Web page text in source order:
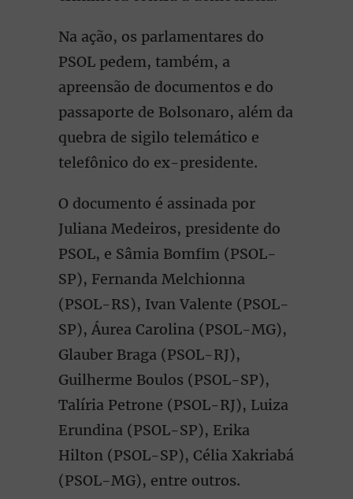
Na ação, os parlamentares do
PSOL pedem, também, a
apreensão de documentos e do
passaporte de Bolsonaro, além da
quebra de sigilo telemático e
telefônico do ex-presidente.
O documento é assinada por
Juliana Medeiros, presidente do
PSOL, e Sâmia Bomfim (PSOL-
SP), Fernanda Melchionna
(PSOL-RS), Ivan Valente (PSOL-
SP), Áurea Carolina (PSOL-MG),
Glauber Braga (PSOL-RJ),
Guilherme Boulos (PSOL-SP),
Talíria Petrone (PSOL-RJ), Luiza
Erundina (PSOL-SP), Erika
Hilton (PSOL-SP), Célia Xakriabá
(PSOL-MG), entre outros.